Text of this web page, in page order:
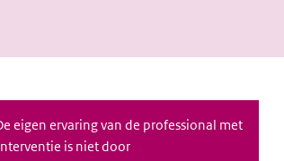
eigen ervaring van de professional met
is niet door